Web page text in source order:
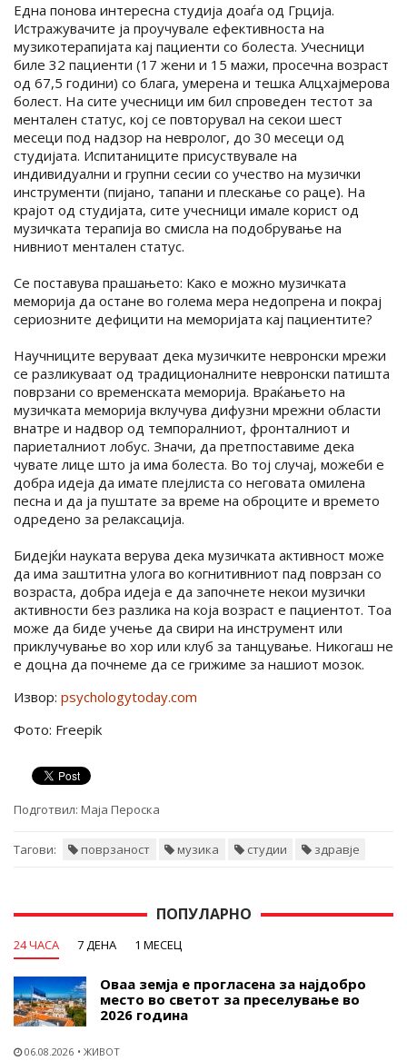
Една понова интересна студија доаѓа од Грција.
Истражувачите ја проучувале ефективноста на
музикотерапијата кај пациенти со болеста. Учесници
биле 32 пациенти (17 жени и 15 мажи, просечна возраст
од 67,5 години) со блага, умерена и тешка Алцхајмерова
болест. На сите учесници им бил спроведен тестот за
ментален статус, кој се повторувал на секои шест
месеци под надзор на невролог, до 30 месеци од
студијата. Испитаниците присуствувале на
индивидуални и групни сесии со учество на музички
инструменти (пијано, тапани и плескање со раце). На
крајот од студијата, сите учесници имале корист од
музичката терапија во смисла на подобрување на
нивниот ментален статус.
Се поставува прашањето: Како е можно музичката
меморија да остане во голема мера недопрена и покрај
сериозните дефицити на меморијата кај пациентите?
Научниците веруваат дека музичките невронски мрежи
се разликуваат од традиционалните невронски патишта
поврзани со временската меморија. Враќањето на
музичката меморија вклучува дифузни мрежни области
внатре и надвор од темпоралниот, фронталниот и
париеталниот лобус. Значи, да претпоставиме дека
чувате лице што ја има болеста. Во тој случај, можеби е
добра идеја да имате плејлиста со неговата омилена
песна и да ја пуштате за време на оброците и времето
одредено за релаксација.
Бидејќи науката верува дека музичката активност може
да има заштитна улога во когнитивниот пад поврзан со
возраста, добра идеја е да започнете некои музички
активности без разлика на која возраст е пациентот. Тоа
може да биде учење да свири на инструмент или
приклучување во хор или клуб за танцување. Никогаш не
е доцна да почнеме да се грижиме за нашиот мозок.
Извор: psychologytoday.com
Фото: Freepik
Подготвил: Маја Пероска
Тагови: поврзаност музика студии здравје
ПОПУЛАРНО
24 ЧАСА 7 ДЕНА 1 МЕСЕЦ
Оваа земја е прогласена за најдобро
место во светот за преселување во
2026 година
06.08.2026 ЖИВОТ